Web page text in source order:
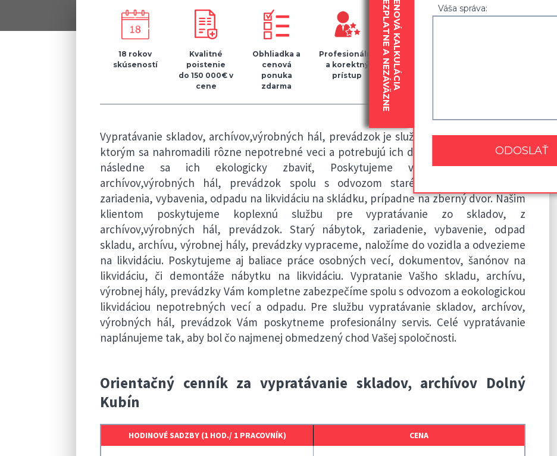
18 rokov
skúseností
Kvalitné
poistenie
do 150 000€ v
cene
Obhliadka a
cenová
ponuka
zdarma
Profesionálny
a korektný
prístup
materiál
Vypratávanie skladov, archívov,výrobných hál, prevádzok je služba pre našich klientov,
ktorým sa nahromadili rôzne nepotrebné veci a potrebujú ich dostať z ich priestorov a
následne sa ich ekologicky zbaviť, Poskytujeme vypratávanie skladov,
archívov,výrobných hál, prevádzok spolu s odvozom starého nábytku a iného
zariadenia, vybavenia, odpadu na likvidáciu na skládku, prípadne na zberný dvor. Našim
klientom poskytujeme koplexnú službu pre vypratávanie zo skladov, z
archívov,výrobných hál, prevádzok. Starý nábytok, zariadenie, vybavenie, odpad
skladu, archívu, výrobnej hály, prevádzky vypraceme, naložíme do vozidla a odvezieme
na likvidáciu. Poskytujeme aj baliace práce osobných vecí, dokumentov, šanónov na
likvidáciu, či demontáže nábytku na likvidáciu. Vypratanie Vašho skladu, archívu,
výrobnej hály, prevádzky Vám kompletne zabezpečíme spolu s odvozom a eokologickou
likvidáciou nepotrebných vecí a odpadu. Pre službu vypratávanie skladov, archívov,
výrobných hál, prevádzok Vám poskytneme profesionálny servis. Celé vypratávanie
naplánujeme tak, aby bol čo najmenej obmedzený chod Vašej spoločnosti.
Orientačný cenník za vypratávanie skladov, archívov Dolný
Kubín
HODINOVÉ SADZBY (1 HOD./ 1 PRACOVNÍK) CENA
Váša správa:
BEZPLATNE A NEZÁVÄZNECENOVÁ KALKULÁCIA